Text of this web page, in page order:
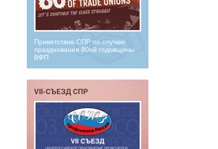
Приветствие СПР по случаю
празднования 80ой годовщины
ВФП
VII-СЪЕЗД СПР